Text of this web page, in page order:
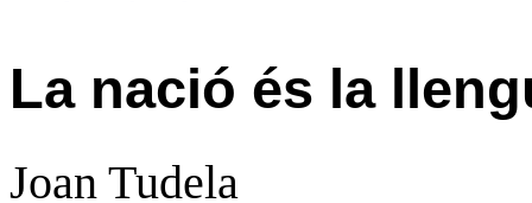
La nació és la
Joan Tudela